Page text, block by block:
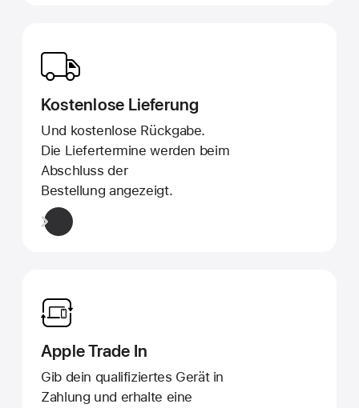
Kostenlose Lieferung
Und kostenlose Rückgabe.
Die Liefertermine werden beim
Abschluss der
Bestellung angezeigt.
Apple Trade In
Gib dein qualifiziertes Gerät in
Zahlung und erhalte eine